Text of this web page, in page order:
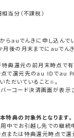
当分（不課税）
らauでんきに申し込んでい
月後の月末までにauでん
特典還元の前月末時点で有
で還元先のau IDでau
ただいていること※ 。
ーコード決済画面が表示
特典の対象外となります。
中でお引越し先での継続
点または特典還元時点で